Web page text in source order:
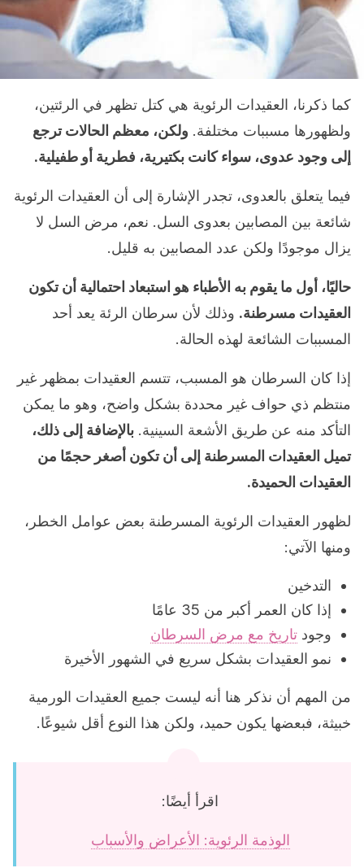
كما ذكرنا، العقيدات الرئوية هي كتل تظهر في الرئتين،
ولظهورها مسببات مختلفة. ولكن، معظم الحالات ترجع
إلى وجود عدوى، سواء كانت بكتيرية، فطرية أو طفيلية.
فيما يتعلق بالعدوى، تجدر الإشارة إلى أن العقيدات الرئوية
شائعة بين المصابين بعدوى السل. نعم، مرض السل لا
يزال موجودًا ولكن عدد المصابين به قليل.
حاليًا، أول ما يقوم به الأطباء هو استبعاد احتمالية أن تكون
العقيدات مسرطنة. وذلك لأن سرطان الرئة يعد أحد
المسببات الشائعة لهذه الحالة.
إذا كان السرطان هو المسبب، تتسم العقيدات بمظهر غير
منتظم ذي حواف غير محددة بشكل واضح، وهو ما يمكن
التأكد منه عن طريق الأشعة السينية. بالإضافة إلى ذلك،
تميل العقيدات المسرطنة إلى أن تكون أصغر حجمًا من
العقيدات الحميدة.
لظهور العقيدات الرئوية المسرطنة بعض عوامل الخطر،
ومنها الآتي:
التدخين
إذا كان العمر أكبر من 35 عامًا
وجود تاريخ مع مرض السرطان
نمو العقيدات بشكل سريع في الشهور الأخيرة
من المهم أن نذكر هنا أنه ليست جميع العقيدات الورمية
خبيثة، فبعضها يكون حميد، ولكن هذا النوع أقل شيوعًا.
اقرأ أيضًا:
الوذمة الرئوية: الأعراض والأسباب